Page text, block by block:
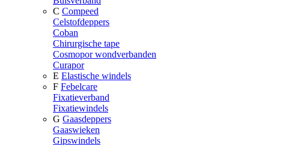
C Compeed
Celstofdeppers
Coban
Chirurgische tape
Cosmopor wondverbanden
Curapor
E Elastische windels
F Febelcare
Fixatieverband
Fixatiewindels
G Gaasdeppers
Gaaswieken
Gipswindels